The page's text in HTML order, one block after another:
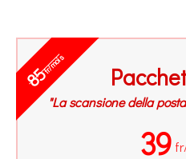
"La scansione della
39
85fr/mois